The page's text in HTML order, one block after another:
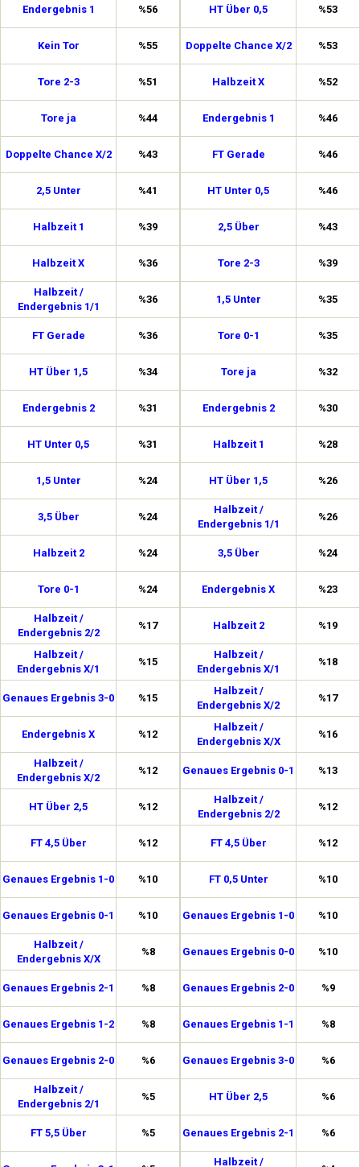
Endergebnis 1 %56
Kein Tor %55
Tore 2-3 %51
Tore ja %44
Doppelte Chance X/2 %43
2,5 Unter %41
Halbzeit 1 %39
Halbzeit X %36
Halbzeit /
Endergebnis 1/1
%36
FT Gerade %36
HT Über 1,5 %34
Endergebnis 2 %31
HT Unter 0,5 %31
1,5 Unter %24
3,5 Über %24
Halbzeit 2 %24
Tore 0-1 %24
Halbzeit /
Endergebnis 2/2
%17
Halbzeit /
Endergebnis X/1
%15
Genaues Ergebnis 3-0 %15
Endergebnis X %12
Halbzeit /
Endergebnis X/2
%12
HT Über 2,5 %12
FT 4,5 Über %12
Genaues Ergebnis 1-0 %10
Genaues Ergebnis 0-1 %10
Halbzeit /
Endergebnis X/X
%8
Genaues Ergebnis 2-1 %8
Genaues Ergebnis 1-2 %8
Genaues Ergebnis 2-0 %6
Halbzeit /
Endergebnis 2/1
%5
FT 5,5 Über %5
HT Über 0,5 %53
Doppelte Chance X/2 %53
Halbzeit X %52
Endergebnis 1 %46
FT Gerade %46
HT Unter 0,5 %46
2,5 Über %43
Tore 2-3 %39
1,5 Unter %35
Tore 0-1 %35
Tore ja %32
Endergebnis 2 %30
Halbzeit 1 %28
HT Über 1,5 %26
Halbzeit /
Endergebnis 1/1
%26
3,5 Über %24
Endergebnis X %23
Halbzeit 2 %19
Halbzeit /
Endergebnis X/1
%18
Halbzeit /
Endergebnis X/2
%17
Halbzeit /
Endergebnis X/X
%16
Genaues Ergebnis 0-1 %13
Halbzeit /
Endergebnis 2/2
%12
FT 4,5 Über %12
FT 0,5 Unter %10
Genaues Ergebnis 1-0 %10
Genaues Ergebnis 0-0 %10
Genaues Ergebnis 2-0 %9
Genaues Ergebnis 1-1 %8
Genaues Ergebnis 3-0 %6
HT Über 2,5 %6
Genaues Ergebnis 2-1 %6
Halbzeit /